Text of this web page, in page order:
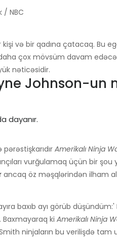
/ NBC
və bir qadına çatacaq. Bu
çox mövsüm davam
nəticəsidir.
Johnson-un
Amerikalı Ninja
vurğulamaq üçün bir şou
ancaq öz məşqlərindən ilham
baxıb ayı görüb
Baxmayaraq ki Amerikalı Ninja
ninjaların bu verilişdə tam